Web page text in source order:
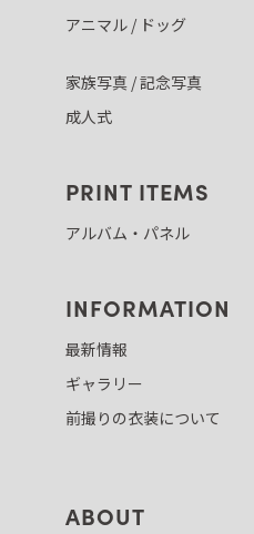
アニマル / ドッグ
家族写真 / 記念写真
成人式
PRINT ITEMS
アルバム・パネル
INFORMATION
最新情報
ギャラリー
前撮りの衣装について
ABOUT